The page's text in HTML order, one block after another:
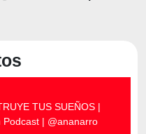
TUS SUEÑOS |
Podcast | ‪‪‪@ananarro‬